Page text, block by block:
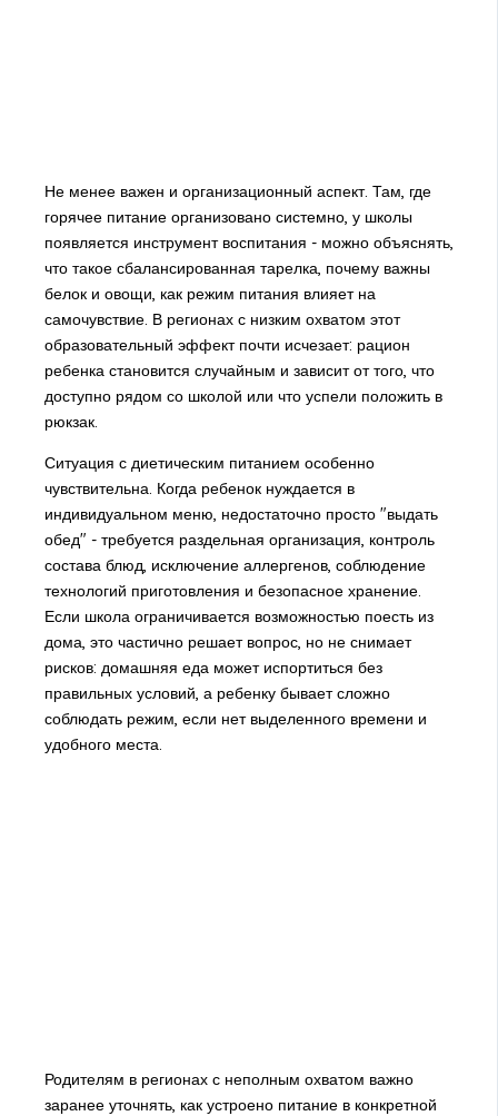
Не менее важен и организационный аспект. Там, где
горячее питание организовано системно, у школы
появляется инструмент воспитания - можно объяснять,
что такое сбалансированная тарелка, почему важны
белок и овощи, как режим питания влияет на
самочувствие. В регионах с низким охватом этот
образовательный эффект почти исчезает: рацион
ребенка становится случайным и зависит от того, что
доступно рядом со школой или что успели положить в
рюкзак.
Ситуация с диетическим питанием особенно
чувствительна. Когда ребенок нуждается в
индивидуальном меню, недостаточно просто "выдать
обед" - требуется раздельная организация, контроль
состава блюд, исключение аллергенов, соблюдение
технологий приготовления и безопасное хранение.
Если школа ограничивается возможностью поесть из
дома, это частично решает вопрос, но не снимает
рисков: домашняя еда может испортиться без
правильных условий, а ребенку бывает сложно
соблюдать режим, если нет выделенного времени и
удобного места.
Родителям в регионах с неполным охватом важно
заранее уточнять, как устроено питание в конкретной